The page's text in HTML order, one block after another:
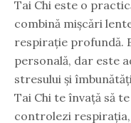
Tai Chi este o
combină mișcări
respirație profundă.
personală, dar este
stresului și
Tai Chi te învață să
controlezi